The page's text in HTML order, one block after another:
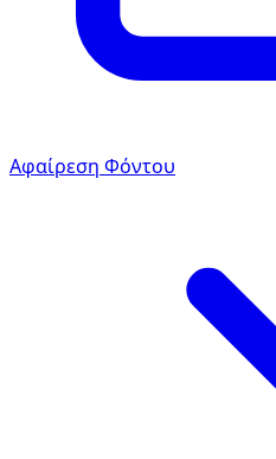
Αφαίρεση Φόντου